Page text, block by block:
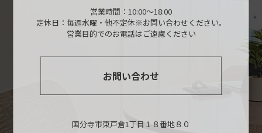
営業時間：10:00～18:00
定休日：毎週水曜・他不定休※お問い合わせください。
営業目的でのお電話はご遠慮ください
お問い合わせ
国分寺市東戸倉1丁目１８番地８０